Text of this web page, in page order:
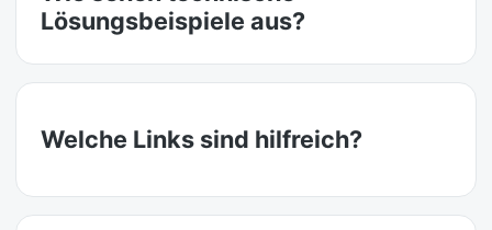
Lösungsbeispiele aus?
Welche Links sind hilfreich?